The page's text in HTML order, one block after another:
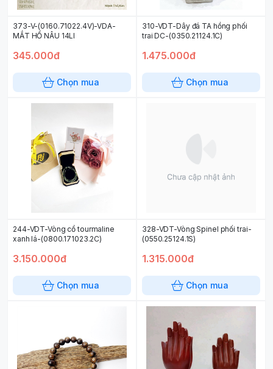
373-V-(0160.71022.4V)-VDA-
MẮT HỔ NÂU 14LI
345.000đ
Chọn mua
310-VDT-Dây đá TA hồng phối
trai DC-(0350.21124.1C)
1.475.000đ
Chọn mua
244-VDT-Vòng cổ tourmaline
xanh lá-(0800.171023.2C)
3.150.000đ
Chọn mua
328-VDT-Vòng Spinel phối trai-
(0550.25124.1S)
1.315.000đ
Chọn mua